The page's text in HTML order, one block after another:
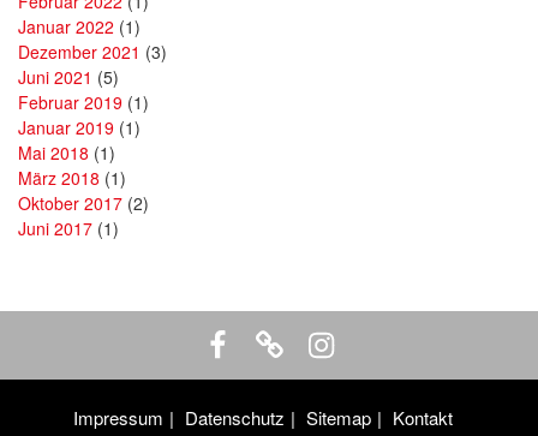
Januar 2022 (1)
Dezember 2021 (3)
Juni 2021 (5)
Februar 2019 (1)
Januar 2019 (1)
Mai 2018 (1)
März 2018 (1)
Oktober 2017 (2)
Juni 2017 (1)
Impressum Datenschutz Sitemap Kontakt